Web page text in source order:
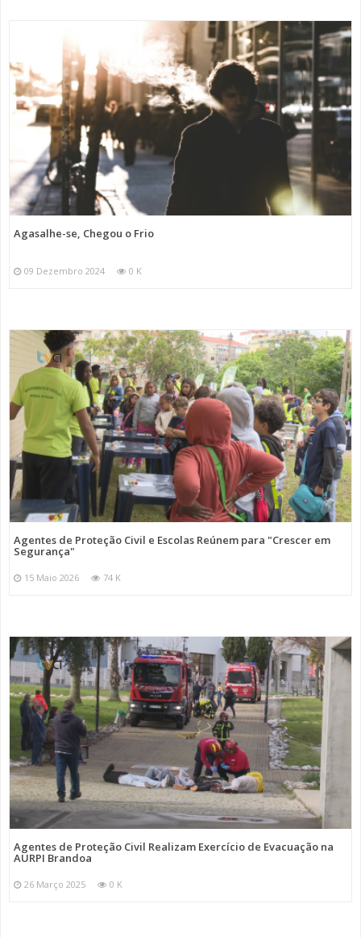
Agasalhe-se, Chegou o Frio
09 Dezembro 2024 0 K
Agentes de Proteção Civil e Escolas Reúnem para "Crescer em
Segurança"
15 Maio 2026 74 K
Agentes de Proteção Civil Realizam Exercício de Evacuação na
AURPI Brandoa
26 Março 2025 0 K